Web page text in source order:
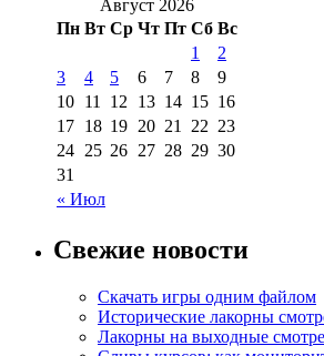
Август 2026
Пн Вт Ср Чт Пт Сб Вс
« Июл
1
2
3
4 5 6 7 8
9
10 11 12 13 14 15 16
17 18 19 20 21 22 23
24 25 26 27 28 29 30
31
Свежие новости
Скачать игры одним файлом
Исторические лакорны
Лакорны на выходные